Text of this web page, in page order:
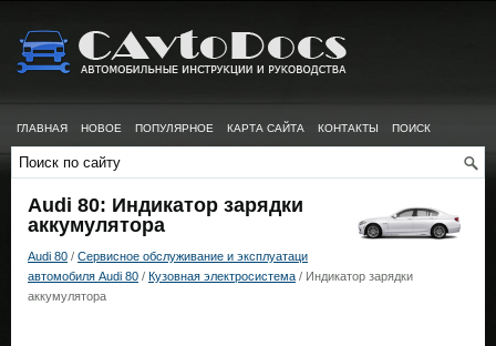
ГЛАВНАЯ НОВОЕ ПОПУЛЯРНОЕ КАРТА САЙТА КОНТАКТЫ ПОИСК
Audi 80: Индикатор зарядки
аккумулятора
Audi 80 / Сервисное обслуживание и эксплуатаци
автомобиля Audi 80 / Кузовная электросистема / Индикатор зарядки
аккумулятора